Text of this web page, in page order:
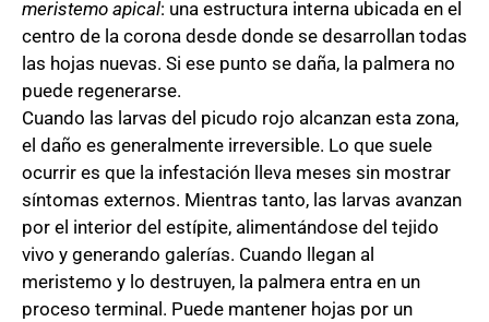
meristemo apical: una estructura interna ubicada en el
centro de la corona desde donde se desarrollan todas
las hojas nuevas. Si ese punto se daña, la palmera no
puede regenerarse.
Cuando las larvas del picudo rojo alcanzan esta zona,
el daño es generalmente irreversible. Lo que suele
ocurrir es que la infestación lleva meses sin mostrar
síntomas externos. Mientras tanto, las larvas avanzan
por el interior del estípite, alimentándose del tejido
vivo y generando galerías. Cuando llegan al
meristemo y lo destruyen, la palmera entra en un
proceso terminal. Puede mantener hojas por un